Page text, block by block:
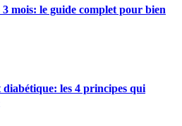
mois: le guide complet pour bien
les 4 principes qui